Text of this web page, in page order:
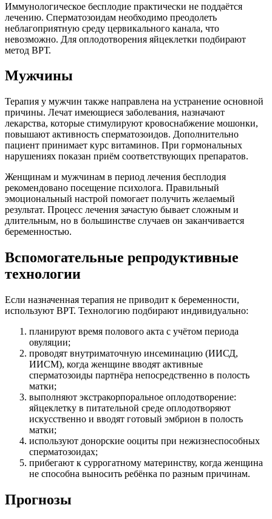
Иммунологическое бесплодие практически не поддаётся
лечению. Сперматозоидам необходимо преодолеть
неблагоприятную среду цервикального канала, что
невозможно. Для оплодотворения яйцеклетки подбирают
метод ВРТ.
Мужчины
Терапия у мужчин также направлена на устранение основной
причины. Лечат имеющиеся заболевания, назначают
лекарства, которые стимулируют кровоснабжение мошонки,
повышают активность сперматозоидов. Дополнительно
пациент принимает курс витаминов. При гормональных
нарушениях показан приём соответствующих препаратов.
Женщинам и мужчинам в период лечения бесплодия
рекомендовано посещение психолога. Правильный
эмоциональный настрой помогает получить желаемый
результат. Процесс лечения зачастую бывает сложным и
длительным, но в большинстве случаев он заканчивается
беременностью.
Вспомогательные репродуктивные
технологии
Если назначенная терапия не приводит к беременности,
используют ВРТ. Технологию подбирают индивидуально:
планируют время полового акта с учётом периода
овуляции;
проводят внутриматочную инсеминацию (ИИСД,
ИИСМ), когда женщине вводят активные
сперматозоиды партнёра непосредственно в полость
матки;
выполняют экстракорпоральное оплодотворение:
яйцеклетку в питательной среде оплодотворяют
искусственно и вводят готовый эмбрион в полость
матки;
используют донорские ооциты при нежизнеспособных
сперматозоидах;
прибегают к суррогатному материнству, когда женщина
не способна выносить ребёнка по разным причинам.
Прогнозы